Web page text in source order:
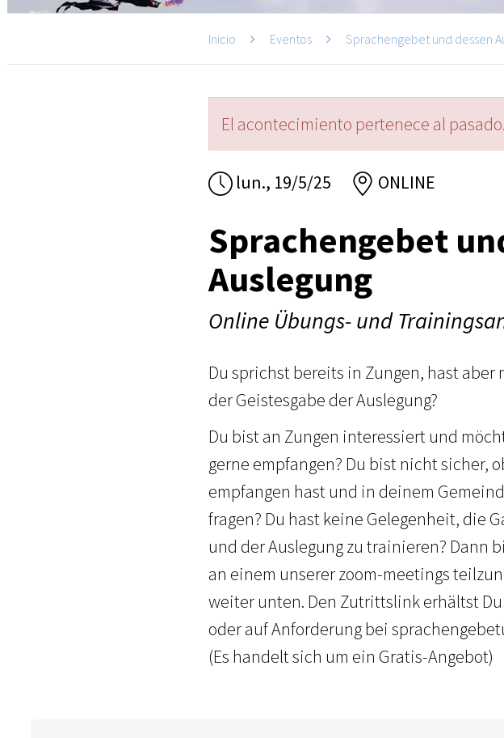
Inicio Eventos Sprachengebet und dessen
El acontecimiento pertenece al pasado.
lun., 19/5/25 ONLINE
Sprachengebet
Auslegung
Online Übungs- und
Du sprichst bereits in Zungen, hast
der Geistesgabe der Auslegung?
Du bist an Zungen interessiert und
gerne empfangen? Du bist nicht sicher,
empfangen hast und in deinem
fragen? Du hast keine Gelegenheit, die
und der Auslegung zu trainieren? Dann
an einem unserer zoom-meetings
weiter unten. Den Zutrittslink erhältst
oder auf Anforderung bei
(Es handelt sich um ein Gratis-Angebot)